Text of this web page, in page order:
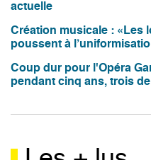
actuelle
Création musicale : «Les
poussent à
Coup dur pour l'Opéra
pendant cinq ans, trois